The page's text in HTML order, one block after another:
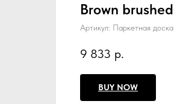
Brown
Артикул: Паркетная
9 833 р.
BUY NOW